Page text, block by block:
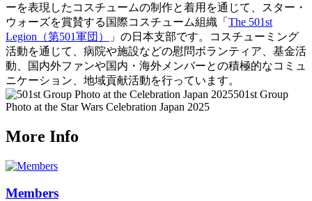
ーを表現したコスチュームの制作と着用を通じて、スター・
ウォーズを賞賛する国際コスチューム組織「 The 501st
Legion（第501軍団）
」の日本支部です。コスチューミング
活動を通じて、病院や施設などの慰問ボランティア、基金活
動、国内外ファンや国内・海外メンバーとの積極的なコミュ
ニケーション、地域貢献活動を行っています。
501st Group
Photo at the Star Wars Celebration Japan 2025
More Info
Members